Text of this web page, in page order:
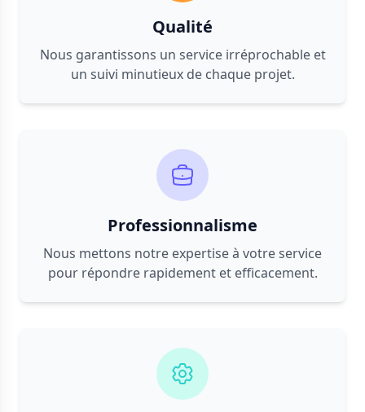
Qualité
Nous garantissons un service irréprochable et
un suivi minutieux de chaque projet.
Professionnalisme
Nous mettons notre expertise à votre service
pour répondre rapidement et efficacement.